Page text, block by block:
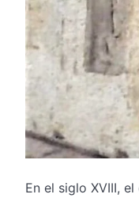
En el siglo XVIII,